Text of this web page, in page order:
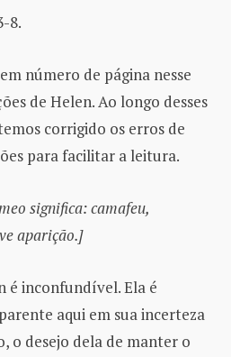
8.
número de página nesse
de Helen. Ao longo desses
corrigido os erros de
para facilitar a leitura.
significa: camafeu,
aparição.]
é inconfundível. Ela é
aqui em sua incerteza
o desejo dela de manter o